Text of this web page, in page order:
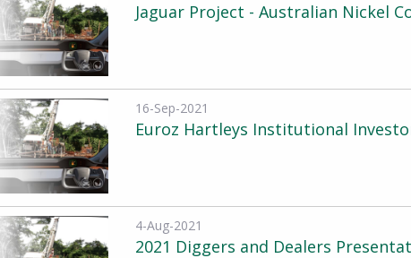
Jaguar Project - Australian Nickel
16-Sep-2021
Euroz Hartleys Institutional
4-Aug-2021
2021 Diggers and Dealers